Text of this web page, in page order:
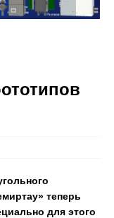
теперь
для этого